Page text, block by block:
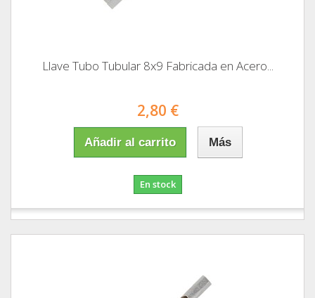
Llave Tubo Tubular 8x9 Fabricada en Acero...
2,80 €
Añadir al carrito Más
En stock